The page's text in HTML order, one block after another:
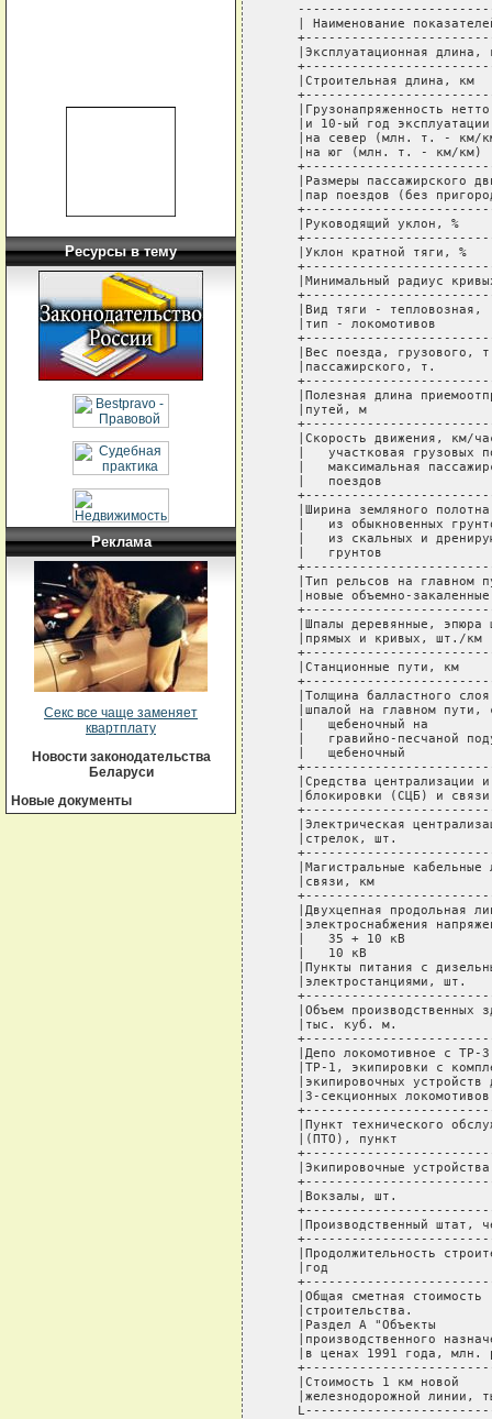
Ресурсы в тему
Реклама
Секс все чаще заменяет
квартплату
Новости законодательства
Беларуси
Новые документы
| Наименование
|Эксплуатационная длина,
|Строительная длина, км
|Грузонапряженность
|и 10-ый год
|на север (млн. т. - км/
|на юг (млн. т. - км/км)
|Размеры пассажирского
|пар поездов (без
|Руководящий уклон, %
|Уклон кратной тяги, %
|Минимальный радиус
|Вид тяги - тепловозная,
|тип - локомотивов
|Вес поезда, грузового,
|пассажирского, т.
|Полезная длина
|путей, м
|Скорость движения, км/
|   участковая грузовых
|   максимальная
|   поездов
|Ширина земляного
|   из обыкновенных
|   из скальных и
|   грунтов
|Тип рельсов на главном
|новые объемно-
|Шпалы деревянные, эпюра
|прямых и кривых, шт./км
|Станционные пути, км
|Толщина балластного
|шпалой на главном пути,
|   щебеночный на
|   гравийно-песчаной
|   щебеночный
|Средства централизации
|блокировки (СЦБ) и
|Электрическая
|стрелок, шт.
|Магистральные кабельные
|связи, км
|Двухцепная продольная
|электроснабжения
|   35 + 10 кВ
|   10 кВ
|Пункты питания с
|электростанциями, шт.
|Объем производственных
|тыс. куб. м.
|Депо локомотивное с ТР-
|ТР-1, экипировки с
|экипировочных устройств
|3-секционных
|Пункт технического
|(ПТО), пункт
|Экипировочные
|Вокзалы, шт.
|Производственный штат,
|Продолжительность
|год
|Общая сметная стоимость
|строительства.
|Раздел А "Объекты
|производственного
|в ценах 1991 года, млн.
|Стоимость 1 км новой
|железнодорожной линии,